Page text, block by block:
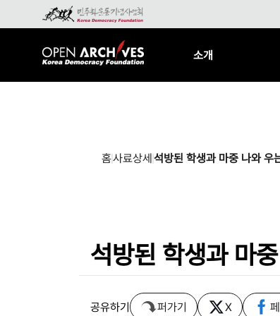
소개
홈사료상세석방된 학생과 마중 나와 우
석방된 학생과 마
공유하기 퍼가기 X